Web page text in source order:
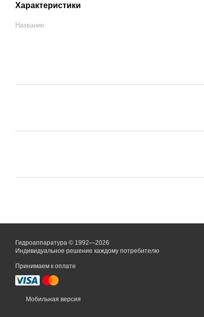
Характеристики
Название
Гидроаппаратура © 1992—2026
Индивидуальное решение каждому потребителю
Принимаем к оплате
Мобильная версия